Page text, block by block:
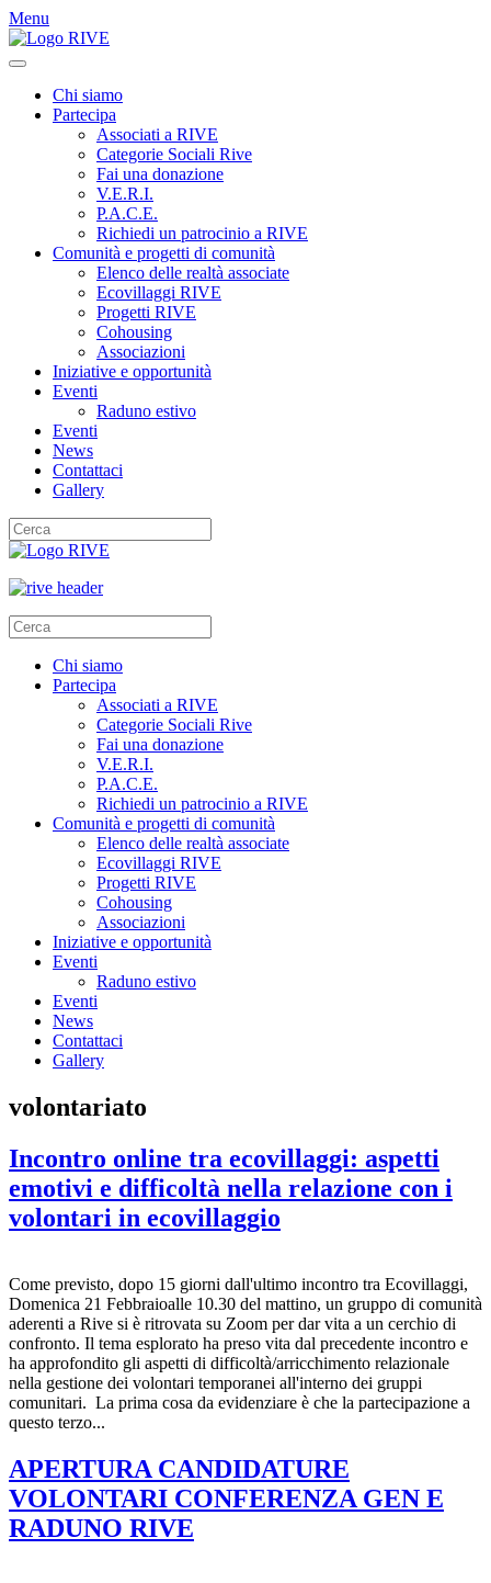
Menu
Chi siamo
Partecipa
Associati a RIVE
Categorie Sociali Rive
Fai una donazione
V.E.R.I.
P.A.C.E.
Richiedi un patrocinio a RIVE
Comunità e progetti di comunità
Elenco delle realtà associate
Ecovillaggi RIVE
Progetti RIVE
Cohousing
Associazioni
Iniziative e opportunità
Eventi
Raduno estivo
Eventi
News
Contattaci
Gallery
Chi siamo
Partecipa
Associati a RIVE
Categorie Sociali Rive
Fai una donazione
V.E.R.I.
P.A.C.E.
Richiedi un patrocinio a RIVE
Comunità e progetti di comunità
Elenco delle realtà associate
Ecovillaggi RIVE
Progetti RIVE
Cohousing
Associazioni
Iniziative e opportunità
Eventi
Raduno estivo
Eventi
News
Contattaci
Gallery
volontariato
Incontro online tra ecovillaggi: aspetti
emotivi e difficoltà nella relazione con i
volontari in ecovillaggio
Come previsto, dopo 15 giorni dall'ultimo incontro tra Ecovillaggi,
Domenica 21 Febbraioalle 10.30 del mattino, un gruppo di comunità
aderenti a Rive si è ritrovata su Zoom per dar vita a un cerchio di
confronto. Il tema esplorato ha preso vita dal precedente incontro e
ha approfondito gli aspetti di difficoltà/arricchimento relazionale
nella gestione dei volontari temporanei all'interno dei gruppi
comunitari. La prima cosa da evidenziare è che la partecipazione a
questo terzo...
APERTURA CANDIDATURE
VOLONTARI CONFERENZA GEN E
RADUNO RIVE